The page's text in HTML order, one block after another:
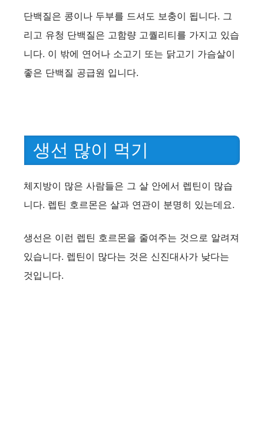
단백질은 콩이나 두부를 드셔도 보충이 됩니다. 그
리고 유청 단백질은 고함량 고퀄리티를 가지고 있습
니다. 이 밖에 연어나 소고기 또는 닭고기 가슴살이
좋은 단백질 공급원 입니다.
생선 많이 먹기
체지방이 많은 사람들은 그 살 안에서 렙틴이 많습
니다. 렙틴 호르몬은 살과 연관이 분명히 있는데요.
생선은 이런 렙틴 호르몬을 줄여주는 것으로 알려져
있습니다. 렙틴이 많다는 것은 신진대사가 낮다는
것입니다.